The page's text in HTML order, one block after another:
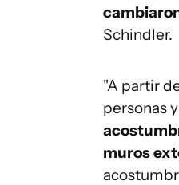
Schindler.
"A partir
personas
muros